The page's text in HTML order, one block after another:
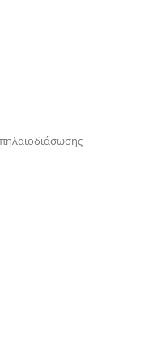
Σπηλαιοδιάσωσης